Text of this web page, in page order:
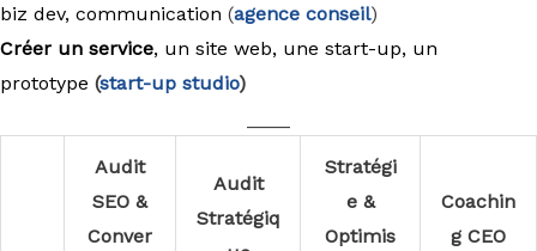
biz dev, communication (agence conseil)
Créer un service, un site web, une start-up, un
prototype (start-up studio)
Audit
SEO &
Conver
Audit
Stratégiq
Stratégi
e &
Optimis
Coachin
g CEO